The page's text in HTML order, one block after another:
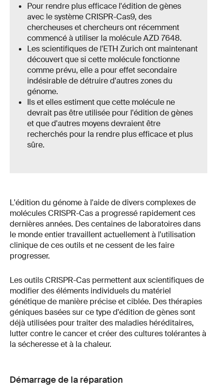
Pour rendre plus efficace l'édition de gènes
avec le système CRISPR-Cas9, des
chercheuses et chercheurs ont récemment
commencé à utiliser la molécule AZD 7648.
Les scientifiques de l'ETH Zurich ont maintenant
découvert que si cette molécule fonctionne
comme prévu, elle a pour effet secondaire
indésirable de détruire d'autres zones du
génome.
Ils et elles estiment que cette molécule ne
devrait pas être utilisée pour l'édition de gènes
et que d'autres moyens devraient être
recherchés pour la rendre plus efficace et plus
sûre.
L'édition du génome à l'aide de divers complexes de
molécules CRISPR-Cas a progressé rapidement ces
dernières années. Des centaines de laboratoires dans
le monde entier travaillent actuellement à l'utilisation
clinique de ces outils et ne cessent de les faire
progresser.
Les outils CRISPR-Cas permettent aux scientifiques de
modifier des éléments individuels du matériel
génétique de manière précise et ciblée. Des thérapies
géniques basées sur ce type d'édition de gènes sont
déjà utilisées pour traiter des maladies héréditaires,
lutter contre le cancer et créer des cultures tolérantes à
la sécheresse et à la chaleur.
Démarrage de la réparation